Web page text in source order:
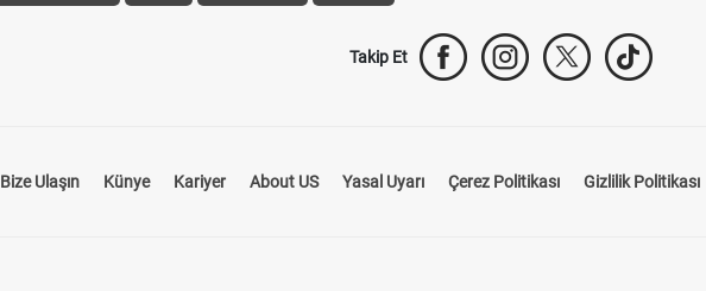
Takip Et
Bize Ulaşın Künye Kariyer About US Yasal Uyarı Çerez Politikası Gizlilik Politikası